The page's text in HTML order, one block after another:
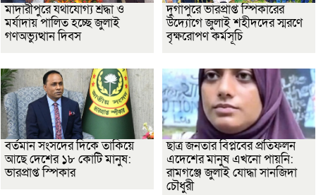
মাদারীপুরে যথাযোগ্য শ্রদ্ধা ও
মর্যাদায় পালিত হচ্ছে জুলাই
গণঅভ্যুত্থান দিবস
দুর্গাপুরে ভারপ্রাপ্ত স্পিকারের
উদ্যোগে জুলাই শহীদদের স্মরণে
বৃক্ষরোপণ কর্মসূচি
বর্তমান সংসদের দিকে তাকিয়ে
আছে দেশের ১৮ কোটি মানুষ:
ভারপ্রাপ্ত স্পিকার
ছাত্র জনতার বিপ্লবের প্রতিফলন
এদেশের মানুষ এখনো পায়নি:
রামগঞ্জে জুলাই যোদ্ধা সানজিদা
চৌধুরী